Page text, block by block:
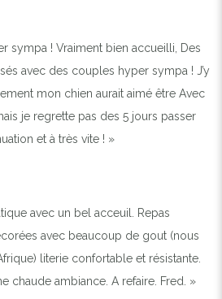
sympa ! Vraiment bien accueilli, Des
avec des couples hyper sympa ! J’y
mon chien aurait aimé être Avec
je regrette pas des 5 jours passer
et à très vite ! »
avec un bel acceuil. Repas
avec beaucoup de gout (nous
literie confortable et résistante.
chaude ambiance. A refaire. Fred. »